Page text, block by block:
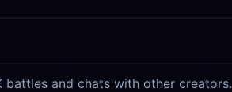
battles and chats with other creators.